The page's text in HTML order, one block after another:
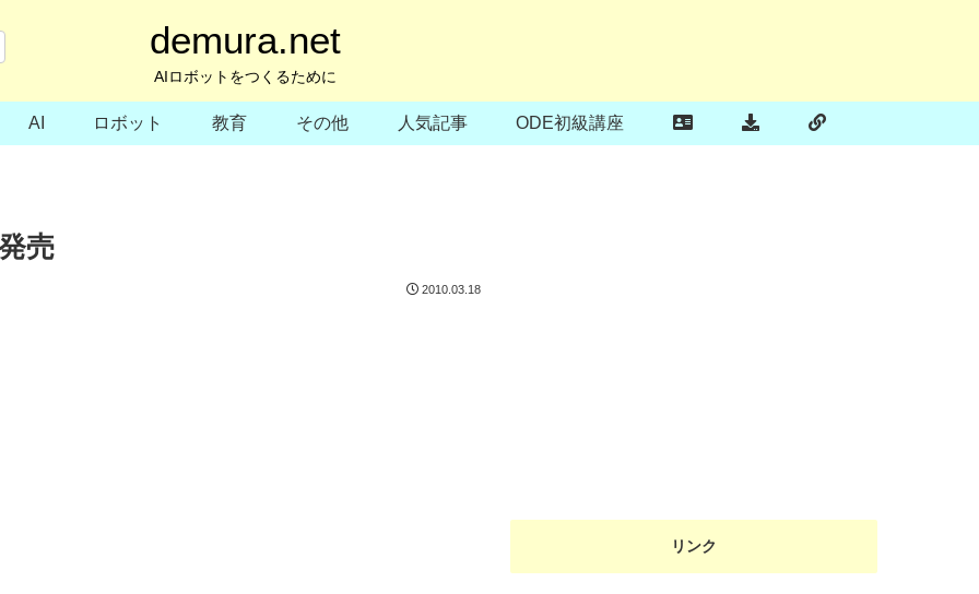
demura.net
AIロボットをつくるために
AI ロボット 教育 その他 人気記事 ODE初級講座
売
2010.03.18
リンク